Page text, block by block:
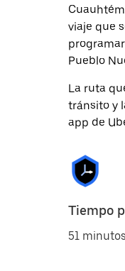
viaje que
Pueblo
La ruta
tránsito y
app de
Tiempo
51 minutos